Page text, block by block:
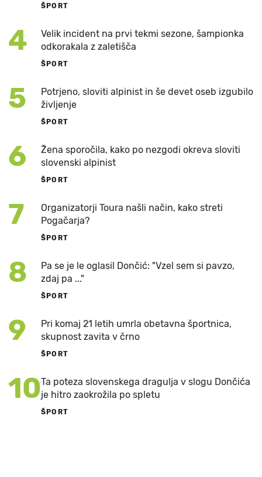
ŠPORT
4
Velik incident na prvi tekmi sezone, šampionka
odkorakala z zaletišča
ŠPORT
5
Potrjeno, sloviti alpinist in še devet oseb izgubilo
življenje
ŠPORT
6
Žena sporočila, kako po nezgodi okreva sloviti
slovenski alpinist
ŠPORT
7
Organizatorji Toura našli način, kako streti
Pogačarja?
ŠPORT
8
Pa se je le oglasil Dončić: "Vzel sem si pavzo,
zdaj pa ..."
ŠPORT
9
Pri komaj 21 letih umrla obetavna športnica,
skupnost zavita v črno
ŠPORT
10Ta poteza slovenskega dragulja v slogu Dončića
je hitro zaokrožila po spletu
ŠPORT